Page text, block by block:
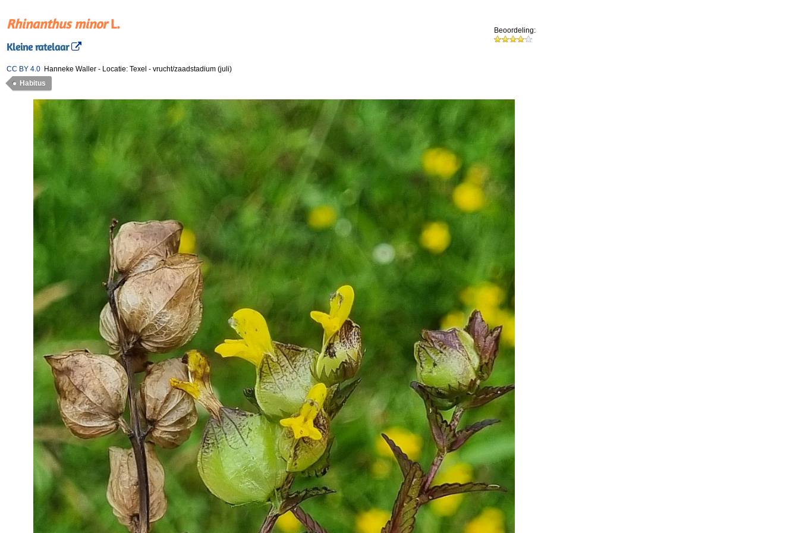
Rhinanthus minorL.
Kleine ratelaar
Beoordeling:
CC BY 4.0 Hanneke Waller - Locatie: Texel - vrucht/zaadstadium (juli)
Habitus